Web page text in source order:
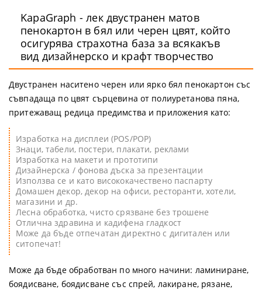
KapaGraph - лек двустранен матов
пенокартон в бял или черен цвят, който
осигурява страхотна база за всякакъв
вид дизайнерско и крафт творчество
Двустранен наситено черен или ярко бял пенокартон със
съвпадаща по цвят сърцевина от полиуретанова пяна,
притежаващ редица предимства и приложения като:
Изработка на дисплеи (POS/POP)
Знаци, табели, постери, плакати, реклами
Изработка на макети и прототипи
Дизайнерска / фонова дъска за презентации
Използва се и като висококачествено паспарту
Домашен декор, декор на офиси, ресторанти, хотели,
магазини и др.
Лесна обработка, чисто срязване без трошене
Отлична здравина и кадифена гладкост
Може да бъде отпечатан директно с дигитален или
ситопечат!
Може да бъде обработван по много начини: ламиниране,
боядисване, боядисване със спрей, лакиране, рязане,